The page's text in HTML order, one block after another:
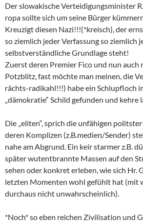
Der slowakische Verteidigungsminister
ropa sollte sich um seine Bürger
Kreuzigt diesen Nazi!!!(*kreisch), der
so ziemlich jeder Verfassung so ziemlich
selbstverständliche Grundlage steht!
Zuerst deren Premier Fico und nun auch
Potzblitz, fast möchte man meinen, die
rächts-radikahl!!!) habe ein Schlupfloch
„dämokratie“ Schild gefunden und kehre
Die „eliten“, sprich die unfähigen
deren Komplizen (z.B.medien/Sender)
nahe am Abgrund. Ein keir starmer z.B.
später wutentbrannte Massen auf den
sehen oder konkret erleben, wie sich Hr.
letzten Momenten wohl gefühlt hat (mit
durchaus nicht unwahrscheinlich).
*Noch* so eben reichen Zivilisation und